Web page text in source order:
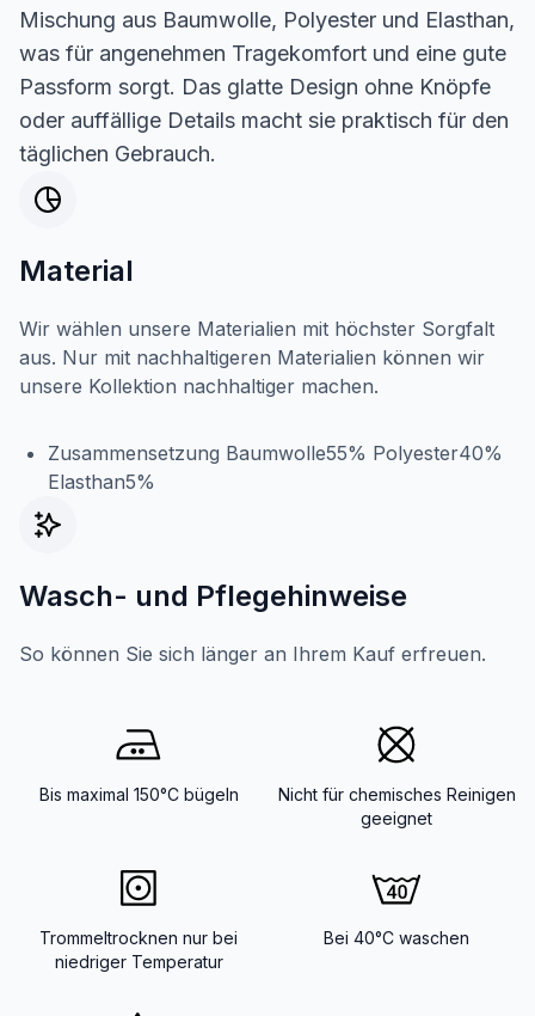
Mischung aus Baumwolle, Polyester und Elasthan,
was für angenehmen Tragekomfort und eine gute
Passform sorgt. Das glatte Design ohne Knöpfe
oder auffällige Details macht sie praktisch für den
täglichen Gebrauch.
Material
Wir wählen unsere Materialien mit höchster Sorgfalt
aus. Nur mit nachhaltigeren Materialien können wir
unsere Kollektion nachhaltiger machen.
Zusammensetzung Baumwolle55% Polyester40%
Elasthan5%
Wasch- und Pflegehinweise
So können Sie sich länger an Ihrem Kauf erfreuen.
Bis maximal 150°C bügeln
Nicht für chemisches Reinigen
geeignet
Trommeltrocknen nur bei
niedriger Temperatur
Bei 40°C waschen